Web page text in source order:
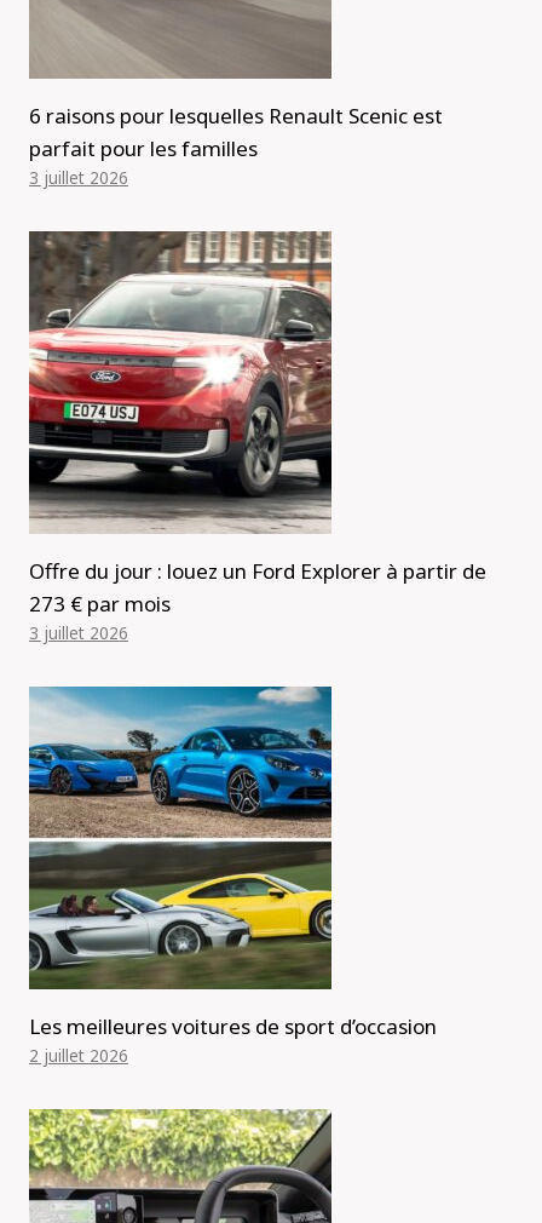
6 raisons pour lesquelles Renault Scenic est
parfait pour les familles
3 juillet 2026
Offre du jour : louez un Ford Explorer à partir de
273 € par mois
3 juillet 2026
Les meilleures voitures de sport d’occasion
2 juillet 2026